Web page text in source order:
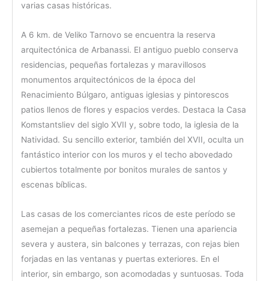
varias casas históricas.
A 6 km. de Veliko Tarnovo se encuentra la reserva
arquitectónica de Arbanassi. El antiguo pueblo conserva
residencias, pequeñas fortalezas y maravillosos
monumentos arquitectónicos de la época del
Renacimiento Búlgaro, antiguas iglesias y pintorescos
patios llenos de flores y espacios verdes. Destaca la Casa
Komstantsliev del siglo XVII y, sobre todo, la iglesia de la
Natividad. Su sencillo exterior, también del XVII, oculta un
fantástico interior con los muros y el techo abovedado
cubiertos totalmente por bonitos murales de santos y
escenas bíblicas.
Las casas de los comerciantes ricos de este período se
asemejan a pequeñas fortalezas. Tienen una apariencia
severa y austera, sin balcones y terrazas, con rejas bien
forjadas en las ventanas y puertas exteriores. En el
interior, sin embargo, son acomodadas y suntuosas. Toda